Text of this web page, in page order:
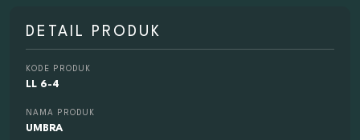
DETAIL PRODUK
KODE PRODUK
LL 6-4
NAMA PRODUK
UMBRA